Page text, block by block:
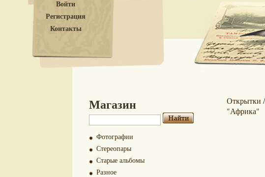
Войти
Регистрация
Контакты
Магазин
Фотографии
Стереопары
Старые альбомы
Разное
Открытки /
"Африка"